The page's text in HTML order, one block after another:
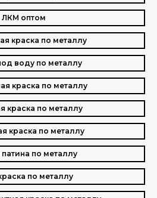
ЛКМ оптом
краска по металлу
воду по металлу
краска по металлу
краска по металлу
краска по металлу
по металлу
по металлу